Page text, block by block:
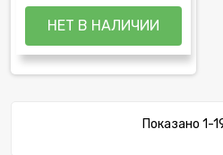
Показано 1-